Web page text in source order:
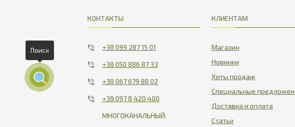
КОНТАКТЫ
+38 099 287 15 01
+38 050 886 87 33
+38 067 679 88 02
+38 097 8 420 400
МНОГОКАНАЛЬНЫЙ:
КЛИЕНТАМ
Магазин
Новинки
Хиты продаж
Специальные
Доставка и оплата
Статьи
Поиск